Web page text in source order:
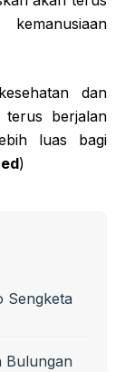
dan
berjalan
luas bagi
)
Sengketa
Bulungan